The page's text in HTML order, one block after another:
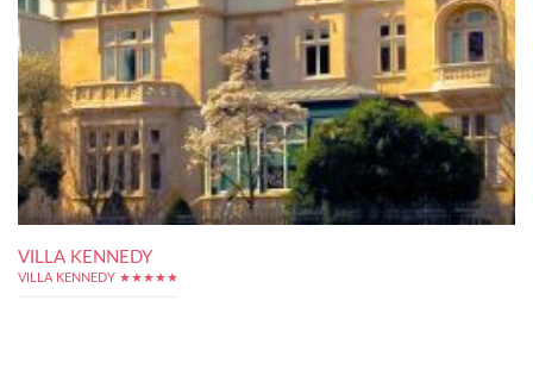
VILLA KENNEDY
VILLA KENNEDY ★★★★★